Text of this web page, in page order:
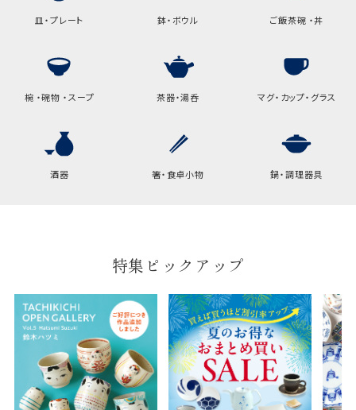
皿・プレート 鉢・ボウル ご飯茶碗 ・丼
椀 ・碗物 ・スープ 茶器・湯呑 マグ・カップ・グラス
酒器 箸・食卓小物 鍋・調理器具
特集ピックアップ